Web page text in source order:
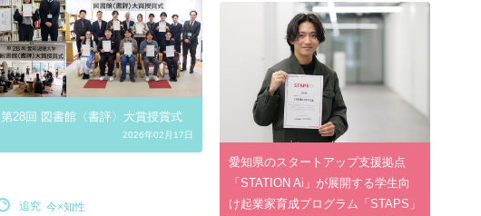
第28回 図書館〈書評〉大賞授賞式
2026年02月17日
愛知県のスタートアップ支援拠点
「STATION Ai」が展開する学生向
け起業家育成プログラム「STAPS」
追究